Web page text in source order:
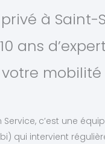
à Saint-
ans
Service, c’est une
qui intervient